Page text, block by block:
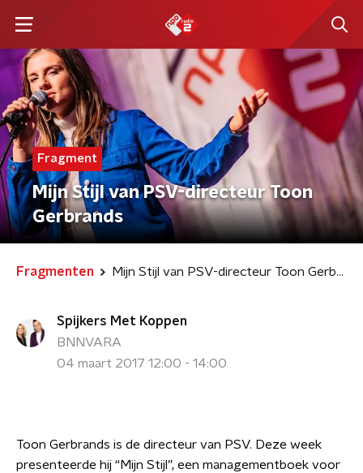
Fragment
Mijn Stijl van PSV-directeur Toon
Gerbrands
Fragmenten Mijn Stijl van PSV-directeur Toon Gerbrands
Spijkers Met Koppen
BNNVARA
04 maart 2017 12:00 - 14:00
Toon Gerbrands is de directeur van PSV. Deze week
presenteerde hij “Mijn Stijl”, een managementboek voor